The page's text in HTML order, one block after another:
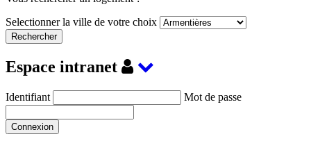
Selectionner la ville de votre choix
Espace intranet
Identifiant Mot de passe